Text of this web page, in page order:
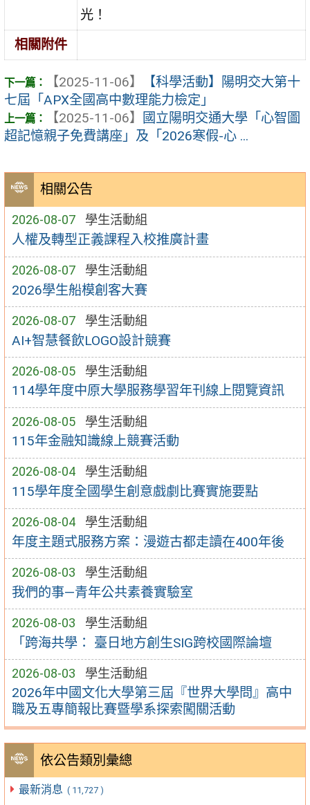
相關公告
2026-08-07 學生活動組
人權及轉型正義課程入校推廣計畫
2026-08-07 學生活動組
2026學生船模創客大賽
2026-08-07 學生活動組
AI+智慧餐飲LOGO設計競賽
2026-08-05 學生活動組
114學年度中原大學服務學習年刊線上閱覽資訊
2026-08-05 學生活動組
115年金融知識線上競賽活動
2026-08-04 學生活動組
115學年度全國學生創意戲劇比賽實施要點
2026-08-04 學生活動組
年度主題式服務方案：漫遊古都走讀在400年後
2026-08-03 學生活動組
我們的事—青年公共素養實驗室
2026-08-03 學生活動組
「跨海共學： 臺日地方創生SIG跨校國際論壇
2026-08-03 學生活動組
2026年中國文化大學第三屆『世界大學問』高中
職及五專簡報比賽暨學系探索闖關活動
依公告類別彙總
最新消息 ( 11,727 )
光！
相關附件
【2025-11-06】
【科學活動】陽明交大第十
七屆「APX全國高中數理能力檢定」
【2025-11-06】
國立陽明交通大學「心智圖
超記憶親子免費講座」及「2026寒假-心 ...